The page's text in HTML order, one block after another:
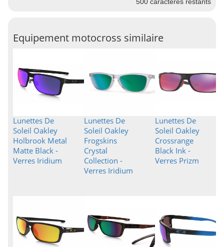
Equipement motocross similaire
Lunettes De
Soleil Oakley
Holbrook Metal
Matte Black -
Verres Iridium
Lunettes De
Soleil Oakley
Frogskins
Crystal
Collection -
Verres Iridium
Lunettes De
Soleil Oakley
Crossrange
Black Ink -
Verres Prizm